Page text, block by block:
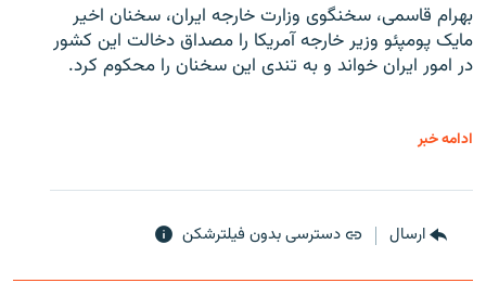
بهرام قاسمی، سخنگوی وزارت خارجه ایران، سخنان اخیر
مایک پومپئو وزیر خارجه آمریکا را مصداق دخالت این کشور
در امور ایران خواند و به تندی این سخنان را محکوم کرد.
ادامه خبر
ارسال دسترسی بدون فیلترشکن